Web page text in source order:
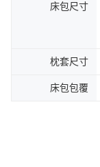
床包尺寸
枕套尺寸
床包包覆